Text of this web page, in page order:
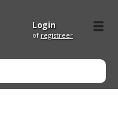
Login
of registreer